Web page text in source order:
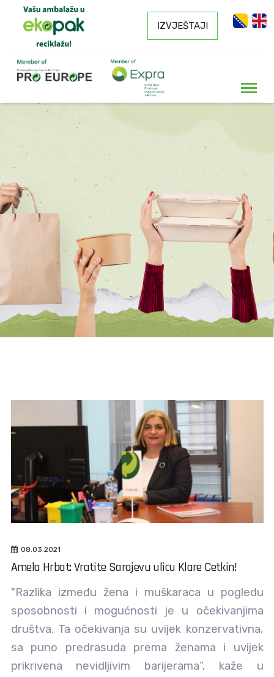
IZVJEŠTAJI
08.03.2021
Amela Hrbat: Vratite Sarajevu ulicu Klare Cetkin!
"Razlika između žena i muškaraca u pogledu
sposobnosti i mogućnosti je u očekivanjima
društva. Ta očekivanja su uvijek konzervativna,
sa puno predrasuda prema ženama i uvijek
prikrivena nevidljivim barijerama“, kaže u